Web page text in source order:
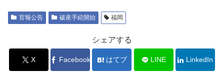
官報公告 破産手続開始 福岡
シェアする
X Facebook はてブ LINE LinkedIn